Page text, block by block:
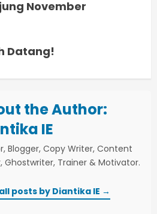
November
Datang!
the Author:
IE
Blogger, Copy Writer, Content
Ghostwriter, Trainer & Motivator.
posts by Diantika IE →